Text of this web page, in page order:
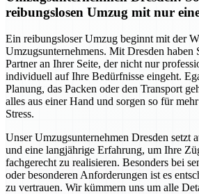
reibungslosen Umzug mit nur
Ein reibungsloser Umzug beginnt mit der
Umzugsunternehmens. Mit Dresden haben
Partner an Ihrer Seite, der nicht nur
individuell auf Ihre Bedürfnisse eingeht.
Planung, das Packen oder den Transport
alles aus einer Hand und sorgen so für
Stress.
Unser Umzugsunternehmen Dresden setzt
und eine langjährige Erfahrung, um Ihre
fachgerecht zu realisieren. Besonders bei
oder besonderen Anforderungen ist es
zu vertrauen. Wir kümmern uns um alle